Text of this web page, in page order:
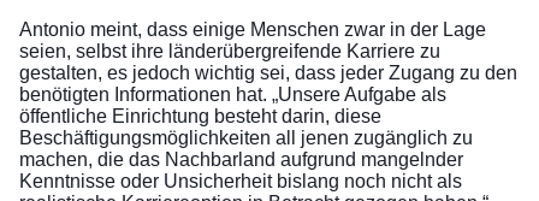
Antonio meint, dass einige Menschen zwar in der Lage
seien, selbst ihre länderübergreifende Karriere zu
gestalten, es jedoch wichtig sei, dass jeder Zugang zu den
benötigten Informationen hat. „Unsere Aufgabe als
öffentliche Einrichtung besteht darin, diese
Beschäftigungsmöglichkeiten all jenen zugänglich zu
machen, die das Nachbarland aufgrund mangelnder
Kenntnisse oder Unsicherheit bislang noch nicht als